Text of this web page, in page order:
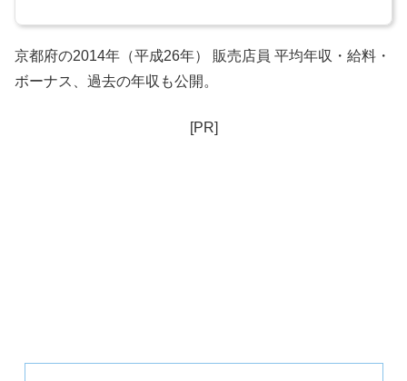
京都府の2014年（平成26年） 販売店員 平均年収・給料・
ボーナス、過去の年収も公開。
[PR]